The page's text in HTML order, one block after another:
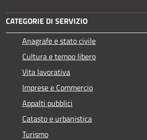
CATEGORIE DI SERVIZIO
Anagrafe e stato civile
Cultura e tempo libero
Vita lavorativa
Imprese e Commercio
Appalti pubblici
Catasto e urbanistica
Turismo